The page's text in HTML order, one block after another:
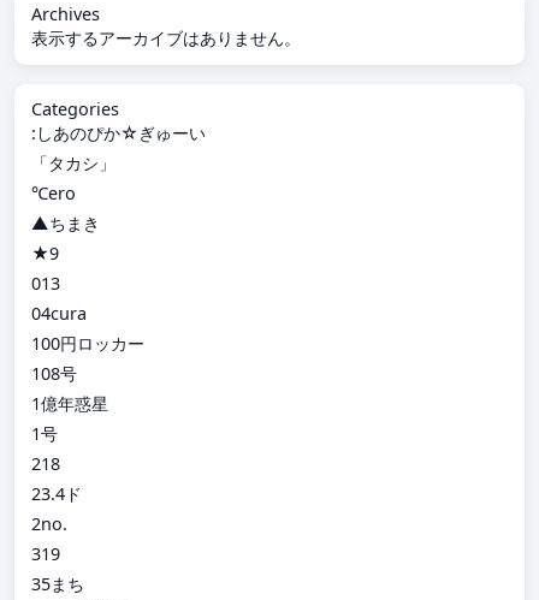
Archives
表示するアーカイブはありません。
Categories
:しあのぴか☆ぎゅーい
「タカシ」
℃ero
▲ちまき
★9
013
04cura
100円ロッカー
108号
1億年惑星
1号
218
23.4ド
2no.
319
35まち